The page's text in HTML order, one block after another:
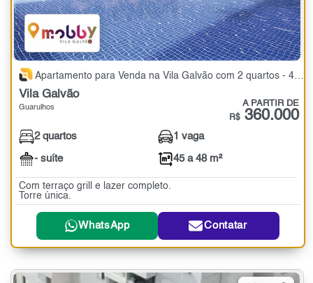
Apartamento para Venda na Vila Galvão com 2 quartos - 45 a 48 m²
Vila Galvão
Guarulhos A PARTIR DE
R$ 360.000
2 quartos
- suíte
1 vaga
45 a 48 m²
Com terraço grill e lazer completo.
Torre única.
WhatsApp Contatar